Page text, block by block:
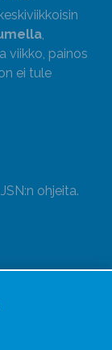
,
viikko, painos
ei tule
ohjeita.